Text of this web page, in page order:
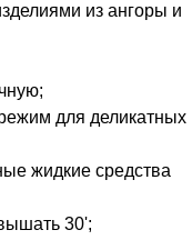
из ангоры и
для деликатных
жидкие средства
30';